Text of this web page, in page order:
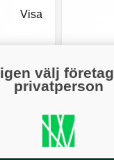
Visa
Edge-
välj
privatperson